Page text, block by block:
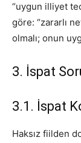
“uygun illiyet
göre: “zararlı
olmalı; onun
3. İspat
3.1. İspat
Haksız fiilden